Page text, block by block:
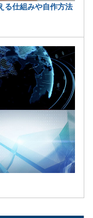
る仕組みや自作方法